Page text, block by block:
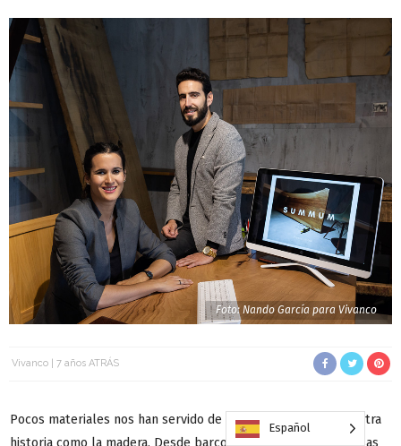
Foto: Nando García para Vivanco
Vivanco 7 años ATRÁS
Pocos materiales nos han servido de tanto a lo largo de nuestra
historia como la madera. Desde barcos hasta leña, desde mesas
Español